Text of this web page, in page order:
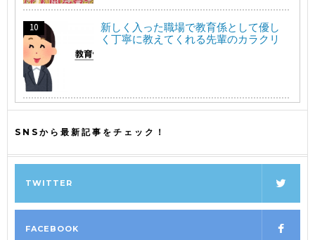
新しく入った職場で教育係として優し
く丁寧に教えてくれる先輩のカラクリ
SNSから最新記事をチェック！
TWITTER
FACEBOOK